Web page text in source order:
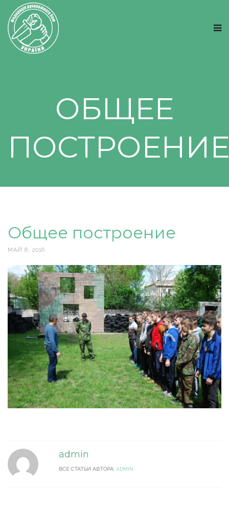
ОБЩЕЕ
ПОСТРОЕНИЕ
Общее построение
МАЙ 8, 2016
admin
ВСЕ СТАТЬИ АВТОРА: ADMIN